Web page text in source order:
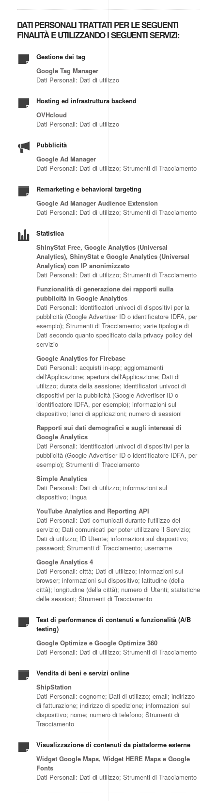
DATI PERSONALI TRATTATI PER LE SEGUENTI
FINALITÀ E UTILIZZANDO I SEGUENTI SERVIZI:
Gestione dei tag
Google Tag Manager
Dati Personali: Dati di utilizzo
Hosting ed infrastruttura backend
OVHcloud
Dati Personali: Dati di utilizzo
Pubblicità
Google Ad Manager
Dati Personali: Dati di utilizzo; Strumenti di Tracciamento
Remarketing e behavioral targeting
Google Ad Manager Audience Extension
Dati Personali: Dati di utilizzo; Strumenti di Tracciamento
Statistica
ShinyStat Free, Google Analytics (Universal
Analytics), ShinyStat e Google Analytics (Universal
Analytics) con IP anonimizzato
Dati Personali: Dati di utilizzo; Strumenti di Tracciamento
Funzionalità di generazione dei rapporti sulla
pubblicità in Google Analytics
Dati Personali: identificatori univoci di dispositivi per la
pubblicità (Google Advertiser ID o identificatore IDFA, per
esempio); Strumenti di Tracciamento; varie tipologie di
Dati secondo quanto specificato dalla privacy policy del
servizio
Google Analytics for Firebase
Dati Personali: acquisti in-app; aggiornamenti
dell'Applicazione; apertura dell'Applicazione; Dati di
utilizzo; durata della sessione; identificatori univoci di
dispositivi per la pubblicità (Google Advertiser ID o
identificatore IDFA, per esempio); informazioni sul
dispositivo; lanci di applicazioni; numero di sessioni
Rapporti sui dati demografici e sugli interessi di
Google Analytics
Dati Personali: identificatori univoci di dispositivi per la
pubblicità (Google Advertiser ID o identificatore IDFA, per
esempio); Strumenti di Tracciamento
Simple Analytics
Dati Personali: Dati di utilizzo; informazioni sul
dispositivo; lingua
YouTube Analytics and Reporting API
Dati Personali: Dati comunicati durante l'utilizzo del
servizio; Dati comunicati per poter utilizzare il Servizio;
Dati di utilizzo; ID Utente; informazioni sul dispositivo;
password; Strumenti di Tracciamento; username
Google Analytics 4
Dati Personali: città; Dati di utilizzo; informazioni sul
browser; informazioni sul dispositivo; latitudine (della
città); longitudine (della città); numero di Utenti; statistiche
delle sessioni; Strumenti di Tracciamento
Test di performance di contenuti e funzionalità (A/B
testing)
Google Optimize e Google Optimize 360
Dati Personali: Dati di utilizzo; Strumenti di Tracciamento
Vendita di beni e servizi online
ShipStation
Dati Personali: cognome; Dati di utilizzo; email; indirizzo
di fatturazione; indirizzo di spedizione; informazioni sul
dispositivo; nome; numero di telefono; Strumenti di
Tracciamento
Visualizzazione di contenuti da piattaforme esterne
Widget Google Maps, Widget HERE Maps e Google
Fonts
Dati Personali: Dati di utilizzo; Strumenti di Tracciamento